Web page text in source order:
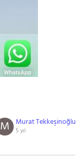
Murat Tekkeşinoğlu
5 yıl
M